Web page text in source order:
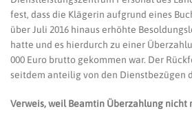
fest, dass die Klägerin aufgrund eines
über Juli 2016 hinaus erhöhte
hatte und es hierdurch zu einer
000 Euro brutto gekommen war. Der
seitdem anteilig von den Dienstbezügen
Verweis, weil Beamtin Überzahlung